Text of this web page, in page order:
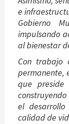
e
Gobierno
impulsando
al bienestar
Con trabajo
permanente,
que preside
el
calidad de